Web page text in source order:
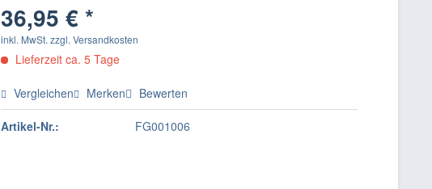
36,95 € *
inkl. MwSt.zzgl. Versandkosten
Lieferzeit ca. 5 Tage
Vergleichen Merken Bewerten
Artikel-Nr.: FG001006